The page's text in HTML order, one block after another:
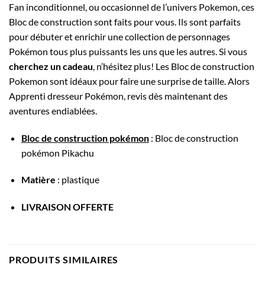
Fan inconditionnel, ou occasionnel de l’univers Pokemon, ces
Bloc de construction sont faits pour vous. Ils sont parfaits
pour débuter et enrichir une collection de personnages
Pokémon tous plus puissants les uns que les autres. Si vous
cherchez un cadeau , n’hésitez plus! Les Bloc de construction
Pokemon sont idéaux pour faire une surprise de taille. Alors
Apprenti dresseur Pokémon, revis dès maintenant des
aventures endiablées.
Bloc de construction pokémon: Bloc de construction
pokémon Pikachu
Matière : plastique
LIVRAISON OFFERTE
PRODUITS SIMILAIRES